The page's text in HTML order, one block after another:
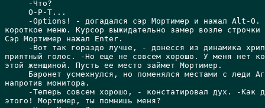
     -Что?
     O-P-T...
-Options! - догадался сэр Мортимер и нажал Alt-O.
короткое меню. Курсор выжидательно замер возле строчки
Cэр Мортимер нажал Enter.
-Вот так гораздо лучше, - донесся из динамика
приятный голос. -Но еще не совсем хорошо. У меня нет
этой женщиной. Пусть ее место займет Мортимер.
Баронет усмехнулся, но поменялся местами с леди
напротив монитора.
-Теперь совсем хорошо, - констатировал дух. -Как
этого! Мортимер, ты помнишь меня?